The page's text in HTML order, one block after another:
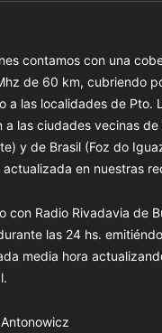
contamos con una
de 60 km, cubriendo
a las localidades de Pto.
a las ciudades vecinas
y de Brasil (Foz do
en nuestras
con Radio Rivadavia de
las 24 hs.
media hora